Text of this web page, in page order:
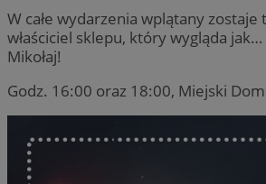
W całe wydarzenia wplątany zostaje
właściciel sklepu, który wygląda
Mikołaj!
Godz. 16:00 oraz 18:00, Miejski